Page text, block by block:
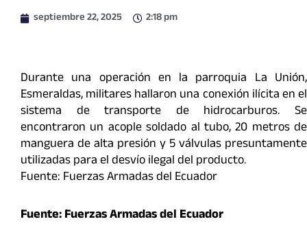
septiembre 22, 2025 2:18 pm
Durante una operación en la parroquia La Unión,
Esmeraldas, militares hallaron una conexión ilícita en el
sistema de transporte de hidrocarburos. Se
encontraron un acople soldado al tubo, 20 metros de
manguera de alta presión y 5 válvulas presuntamente
utilizadas para el desvío ilegal del producto.
Fuente: Fuerzas Armadas del Ecuador
Fuente: Fuerzas Armadas del Ecuador